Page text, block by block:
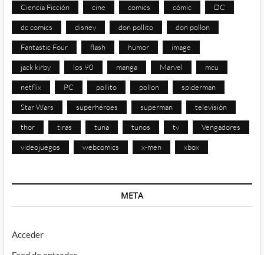
Ciencia Ficción cine comics cómic DC
dc comics disney don pollito don pollon
Fantastic Four flash humor image
jack kirby los 90 manga Marvel mcu
netflix PC pollito pollon spiderman
Star Wars superhéroes superman televisión
thor tiras tuna tunos tv Vengadores
videojuegos webcomics x-men xbox
META
Acceder